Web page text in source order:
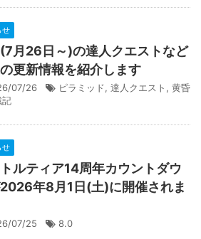
せ
月26日～)の達人クエストなど
更新情報を紹介します
07/26 ピラミッド, 達人クエスト , 黄昏
記
せ
ルティア14周年カウントダウ
年8月1日(土)に開催されま
07/25 8.0